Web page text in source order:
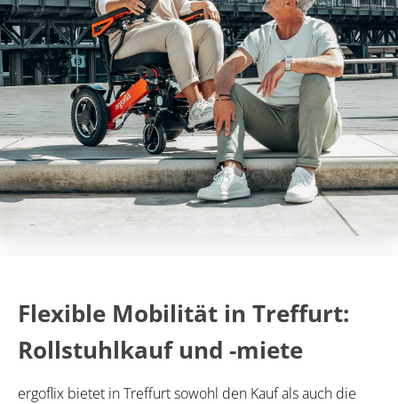
Flexible Mobilität in Treffurt:
Rollstuhlkauf und -miete
ergoflix bietet in Treffurt sowohl den Kauf als auch die